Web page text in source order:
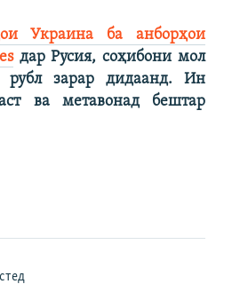
Украина ба анборҳои
дар Русия, соҳибони мол
зарар дидаанд. Ин
ва метавонад бештар